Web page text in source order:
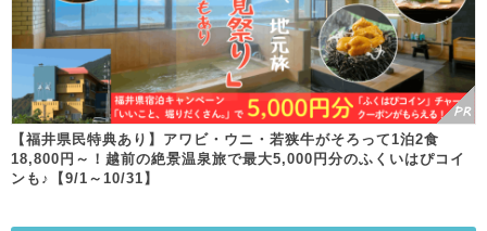
【福井県民特典あり】アワビ・ウニ・若狭牛がそろって1泊2食
18,800円～！越前の絶景温泉旅で最大5,000円分のふくいはぴコイ
ンも♪【9/1～10/31】